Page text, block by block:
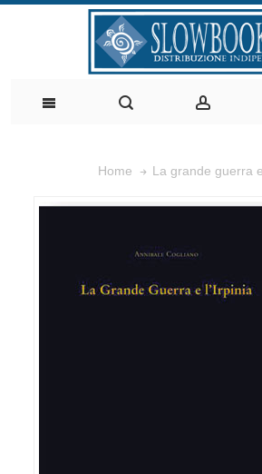
Home La grande guerra